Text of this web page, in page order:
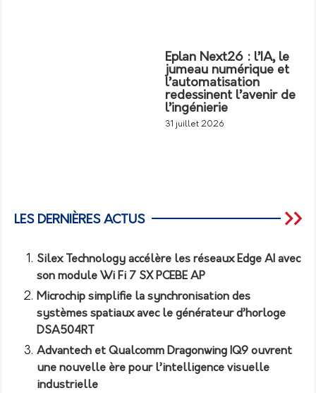
Eplan Next26 : l’IA, le
jumeau numérique et
l’automatisation
redessinent l’avenir de
l’ingénierie
31 juillet 2026
LES DERNIÈRES ACTUS
Silex Technology accélère les réseaux Edge AI avec
son module Wi Fi 7 SX PCEBE AP
Microchip simplifie la synchronisation des
systèmes spatiaux avec le générateur d’horloge
DSA504RT
Advantech et Qualcomm Dragonwing IQ9 ouvrent
une nouvelle ère pour l’intelligence visuelle
industrielle